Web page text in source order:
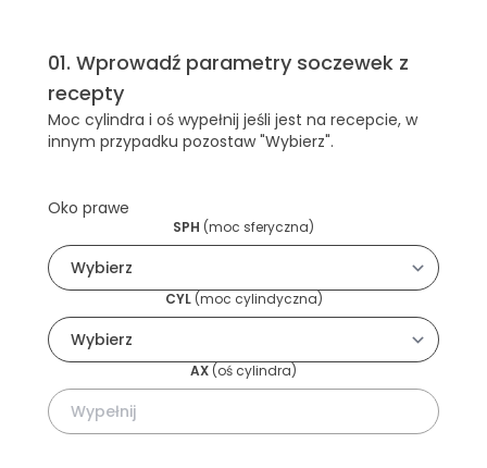
01. Wprowadź parametry soczewek z
recepty
Moc cylindra i oś wypełnij jeśli jest na recepcie, w
innym przypadku pozostaw "Wybierz".
Oko prawe
SPH (moc sferyczna)
CYL(moc cylindyczna)
AX (oś cylindra)